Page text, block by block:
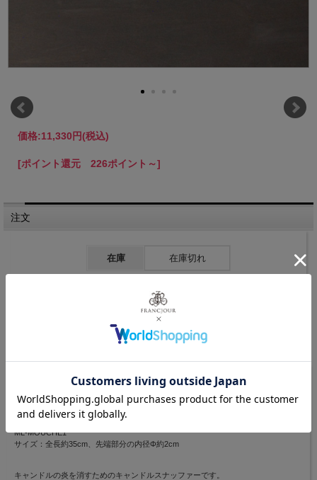
価格:11,330円(税込)
[ポイント還元 226ポイント～]
注文
在庫 在庫切れ
ML-MOUCHE1
サイズ：全長約35cm、先端部分の内径Φ約2cm
キャンドルの炎を消すためのキャンドルスナッファーです。